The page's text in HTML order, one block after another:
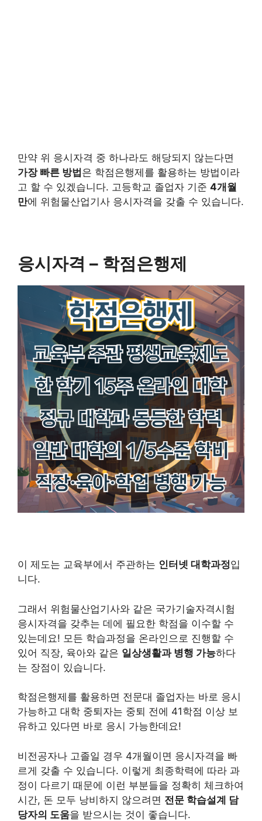
만약 위 응시자격 중 하나라도 해당되지 않는다면
가장 빠른 방법 은 학점은행제를 활용하는 방법이라
고 할 수 있겠습니다. 고등학교 졸업자 기준 4개월
만에 위험물산업기사 응시자격을 갖출 수 있습니다.
응시자격 – 학점은행제
이 제도는 교육부에서 주관하는 인터넷 대학과정입
니다.
그래서 위험물산업기사와 같은 국가기술자격시험
응시자격을 갖추는 데에 필요한 학점을 이수할 수
있는데요! 모든 학습과정을 온라인으로 진행할 수
있어 직장, 육아와 같은 일상생활과 병행 가능하다
는 장점이 있습니다.
학점은행제를 활용하면 전문대 졸업자는 바로 응시
가능하고 대학 중퇴자는 중퇴 전에 41학점 이상 보
유하고 있다면 바로 응시 가능한데요!
비전공자나 고졸일 경우 4개월이면 응시자격을 빠
르게 갖출 수 있습니다. 이렇게 최종학력에 따라 과
정이 다르기 때문에 이런 부분들을 정확히 체크하여
시간, 돈 모두 낭비하지 않으려면 전문 학습설계 담
당자의 도움을 받으시는 것이 좋습니다.